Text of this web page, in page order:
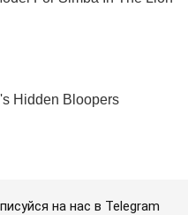
на нас в Telegram